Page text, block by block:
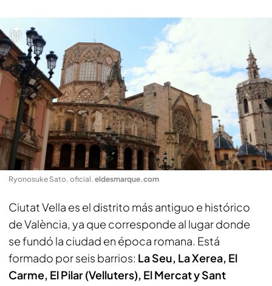
Ryonosuke Sato, oficial. eldesmarque.com
Ciutat Vella es el distrito más antiguo e histórico
de València, ya que corresponde al lugar donde
se fundó la ciudad en época romana. Está
formado por seis barrios: La Seu, La Xerea, El
Carme, El Pilar (Velluters), El Mercat y Sant